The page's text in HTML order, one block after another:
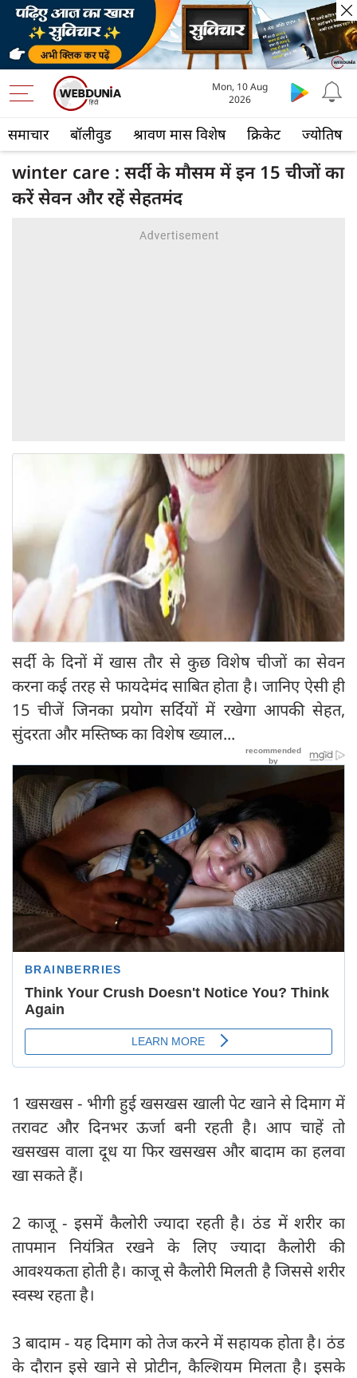
समाचार बॉलीवुड श्रावण मास विशेष क्रिकेट ज्योतिष
Mon, 10 Aug
2026
winter care : सर्दी के मौसम में इन 15 चीजों का
करें सेवन और रहें सेहतमंद
सर्दी के दिनों में खास तौर से कुछ विशेष चीजों का सेवन
करना कई तरह से फायदेमंद साबित होता है। जानिए ऐसी ही
15 चीजें जिनका प्रयोग सर्दियों में रखेगा आपकी सेहत,
सुंदरता और मस्तिष्क का विशेष ख्याल...
1 खसखस - भीगी हुई खसखस खाली पेट खाने से दिमाग में
तरावट और दिनभर ऊर्जा बनी रहती है। आप चाहें तो
खसखस वाला दूध या फिर खसखस और बादाम का हलवा
खा सकते हैं।
2 काजू - इसमें कैलोरी ज्यादा रहती है। ठंड में शरीर का
तापमान नियंत्रित रखने के लिए ज्यादा कैलोरी की
आवश्यकता होती है। काजू से कैलोरी मिलती है जिससे शरीर
स्वस्थ रहता है।
3 बादाम - यह दिमाग को तेज करने में सहायक होता है। ठंड
के दौरान इसे खाने से प्रोटीन, कैल्शियम मिलता है। इसके